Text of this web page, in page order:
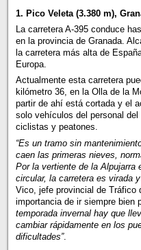
1. Pico Veleta (3.380 m),
La carretera A-395 conduce
en la provincia de Granada.
la carretera más alta de
Europa.
Actualmente esta carretera
kilómetro 36, en la Olla de la
partir de ahí está cortada y el
solo vehículos del personal
ciclistas y peatones.
“Es un tramo sin
caen las primeras nieves,
Por la vertiente de la Alpujarra
circular, la carretera es virada
Vico, jefe provincial de Tráfico
importancia de ir siempre bien
temporada invernal hay que
cambiar rápidamente en los
dificultades”.